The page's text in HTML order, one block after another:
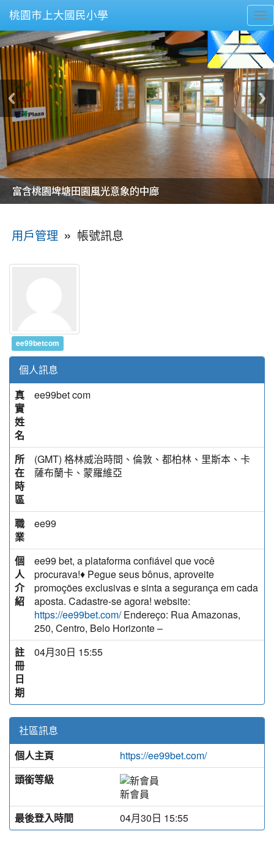
桃園市上大國民小學
美麗的操場是我們活力的來源
美麗的操場是我們活力的來源
煥然一新的小司令台
煥然一新的小司令台
富含桃園埤塘田園風光意象的中廊
富含桃園埤塘田園風光意象的中廊
嶄新的中庭廣場
嶄新的中庭廣場
水生池生生不息
水生池生生不息
用戶管理 » 帳號訊息
ee99betcom
個人訊息
真
實
姓
名
ee99bet com
所
在
時
區
(GMT) 格林威治時間、倫敦、都柏林、里斯本、卡
薩布蘭卡、蒙羅維亞
職
業
ee99
個
人
介
紹
ee99 bet, a plataforma confiável que você
procurava!♦️ Pegue seus bônus, aproveite
promoções exclusivas e sinta a segurança em cada
aposta. Cadastre-se agora! website:
https://ee99bet.com/Endereço: Rua Amazonas,
250, Centro, Belo Horizonte –
註
冊
日
期
04月30日 15:55
社區訊息
個人主頁
https://ee99bet.com/
頭銜等級
新會員
最後登入時間
04月30日 15:55